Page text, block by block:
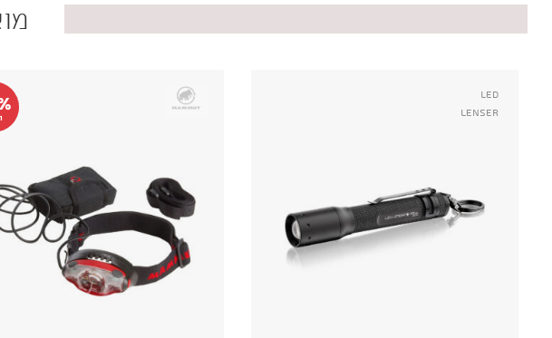
Led
Lenser